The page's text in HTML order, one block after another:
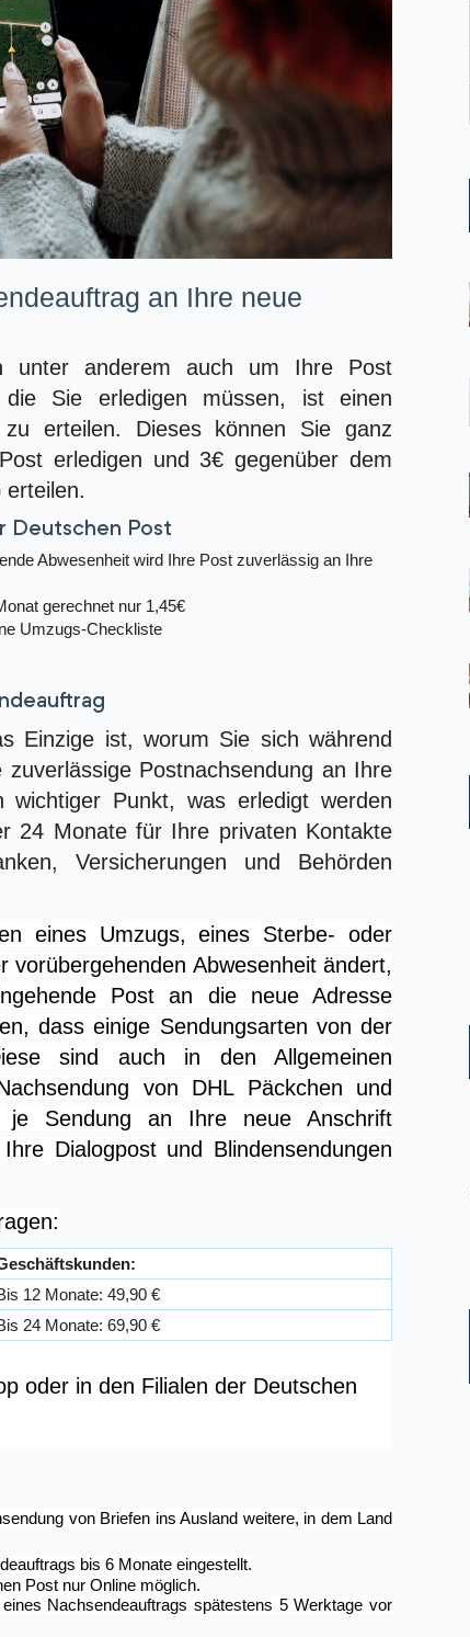
an Ihre neue
unter anderem auch um Ihre Post
Sie erledigen müssen, ist einen
erteilen. Dieses können Sie ganz
erledigen und 3€ gegenüber dem
erteilen.
Deutschen Post
Abwesenheit wird Ihre Post zuverlässig an Ihre
gerechnet nur 1,45€
Umzugs-Checkliste
Einzige ist, worum Sie sich während
Postnachsendung an Ihre
wichtiger Punkt, was erledigt werden
24 Monate für Ihre privaten Kontakte
Versicherungen und Behörden
eines Umzugs, eines Sterbe- oder
vorübergehenden Abwesenheit ändert,
Post an die neue Adresse
dass einige Sendungsarten von der
sind auch in den Allgemeinen
von DHL Päckchen und
je Sendung an Ihre neue Anschrift
Dialogpost und Blindensendungen
12 Monate: 49,90 €
24 Monate: 69,90 €
oder in den Filialen der Deutschen
von Briefen ins Ausland weitere, in dem Land
bis 6 Monate eingestellt.
Post nur Online möglich.
Nachsendeauftrags spätestens 5 Werktage vor